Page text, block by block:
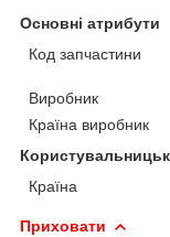
Основні атрибути
Код запчастини
Виробник
Країна виробник
Країна
Приховати